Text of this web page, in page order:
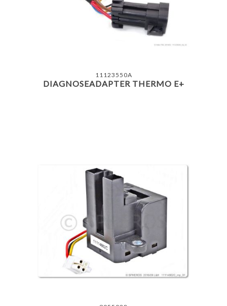
11123550A
DIAGNOSEADAPTER THERMO E+